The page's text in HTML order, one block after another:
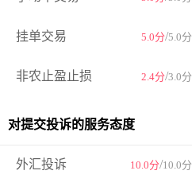
挂单交易 5.0分/5.0分
非农止盈止损 2.4分/3.0分
对提交投诉的服务态度
外汇投诉 10.0分/10.0分